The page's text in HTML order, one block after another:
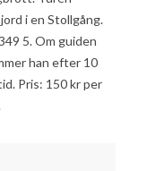
i en Stollgång.
5. Om guiden
han efter 10
Pris: 150 kr per